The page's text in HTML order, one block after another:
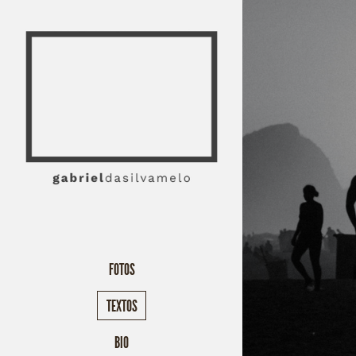
FOTOS
TEXTOS
BIO